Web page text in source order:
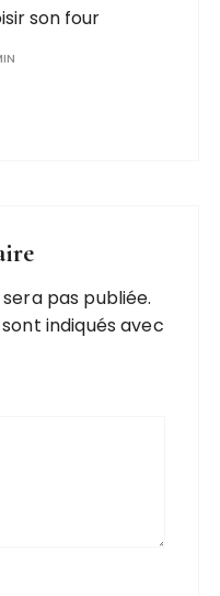
son four
pas publiée.
indiqués avec